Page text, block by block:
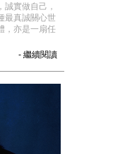
實做自己，
最真誠關心世
，亦是一扇任
- 繼續閱讀